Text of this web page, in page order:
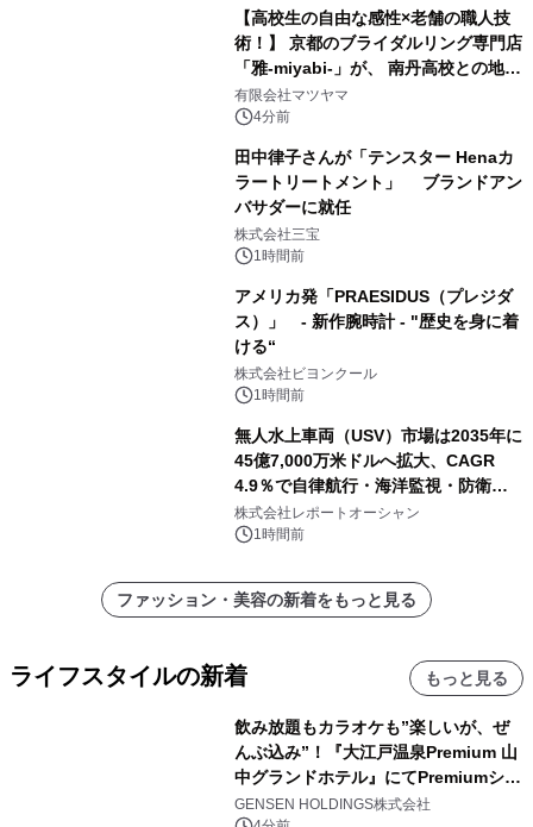
【高校生の自由な感性×老舗の職人技
術！】 京都のブライダルリング専門店
「雅-miyabi-」が、 南丹高校との地域
共創から生まれた 特別な結婚指輪・婚
約指輪「幾重 -ikue-」「宮美 -
売！
有限会社マツヤマ
4分前
田中律子さんが「テンスター Henaカ
ラートリートメント」 ブランドアン
バサダーに就任
株式会社三宝
1時間前
アメリカ発「PRAESIDUS（プレジダ
ス）」 - 新作腕時計 - "歴史を身に着
ける“
株式会社ビヨンクール
1時間前
無人水上車両（USV）市場は2035年に
45億7,000万米ドルへ拡大、CAGR
4.9％で自律航行・海洋監視・防衛用
途の導入が加速
株式会社レポートオーシャン
1時間前
ファッション・美容の新着をもっと見る
ライフスタイルの新着 もっと見る
飲み放題もカラオケも”楽しいが、ぜ
んぶ込み”！『大江戸温泉Premium 山
中グランドホテル』にてPremiumシリ
ーズ初のオールインクルーシブ導入
GENSEN HOLDINGS株式会社